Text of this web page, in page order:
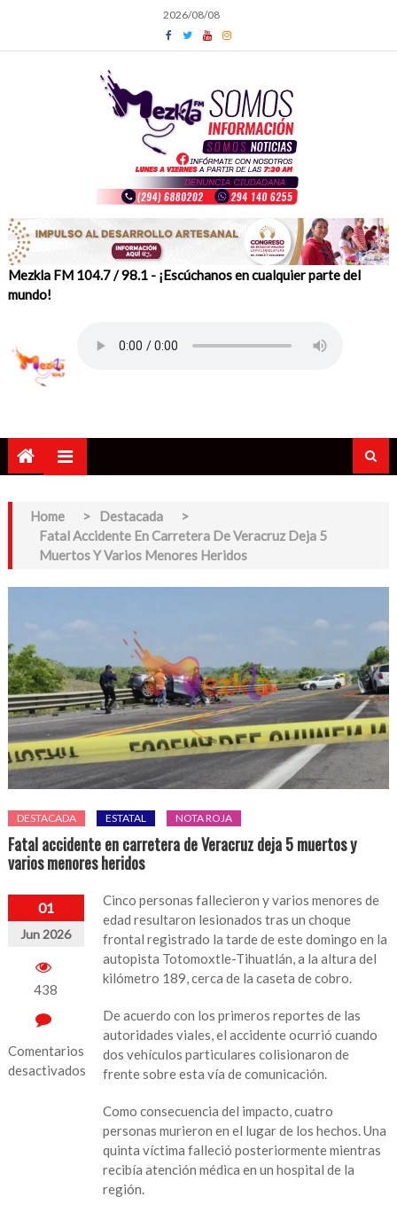
content
2026/08/08
Mezkla FM 104.7 / 98.1 - ¡Escúchanos en cualquier parte del
mundo!
Home > Destacada
>
Fatal Accidente En Carretera De Veracruz Deja 5
Muertos Y Varios Menores Heridos
DESTACADA ESTATAL NOTA ROJA
Fatal accidente en carretera de Veracruz deja 5 muertos y
varios menores heridos
01
Jun 2026
438
Comentarios
desactivados
Cinco personas fallecieron y varios menores de
edad resultaron lesionados tras un choque
frontal registrado la tarde de este domingo en la
autopista Totomoxtle-Tihuatlán, a la altura del
kilómetro 189, cerca de la caseta de cobro.
De acuerdo con los primeros reportes de las
autoridades viales, el accidente ocurrió cuando
dos vehículos particulares colisionaron de
frente sobre esta vía de comunicación.
Como consecuencia del impacto, cuatro
personas murieron en el lugar de los hechos. Una
quinta víctima falleció posteriormente mientras
recibía atención médica en un hospital de la
región.